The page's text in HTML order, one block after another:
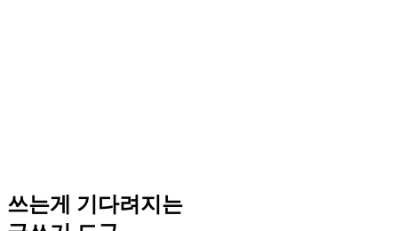
쓰는게 기다려지는